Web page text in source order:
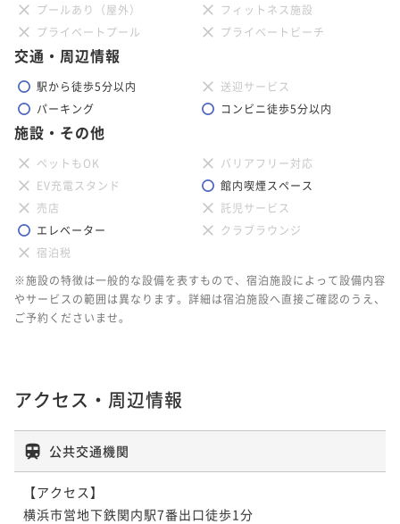
プールあり（屋外）
フィットネス施設
プライベートプール
プライベートビーチ
交通・周辺情報
駅から徒歩5分以内
送迎サービス
パーキング
コンビニ徒歩5分以内
施設・その他
ペットもOK
バリアフリー対応
EV充電スタンド
館内喫煙スペース
売店
託児サービス
エレベーター
クラブラウンジ
宿泊税
※施設の特徴は一般的な設備を表すもので、宿泊施設によって設備内容
やサービスの範囲は異なります。詳細は宿泊施設へ直接ご確認のうえ、
ご予約くださいませ。
アクセス・周辺情報
公共交通機関
【アクセス】
横浜市営地下鉄関内駅7番出口徒歩1分